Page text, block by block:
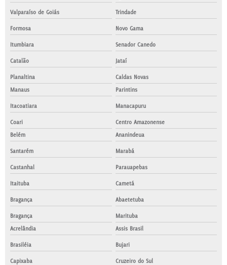
Valparaíso de Goiás Trindade
Formosa Novo Gama
Itumbiara Senador Canedo
Catalão Jataí
Planaltina
Caldas Novas
Manaus
Parintins
Itacoatiara Manacapuru
Coari
Centro Amazonense
Belém
Ananindeua
Santarém Marabá
Castanhal Parauapebas
Itaituba Cametá
Bragança Abaetetuba
Bragança
Marituba
Acrelândia
Assis Brasil
Brasiléia Bujari
Capixaba Cruzeiro do Sul